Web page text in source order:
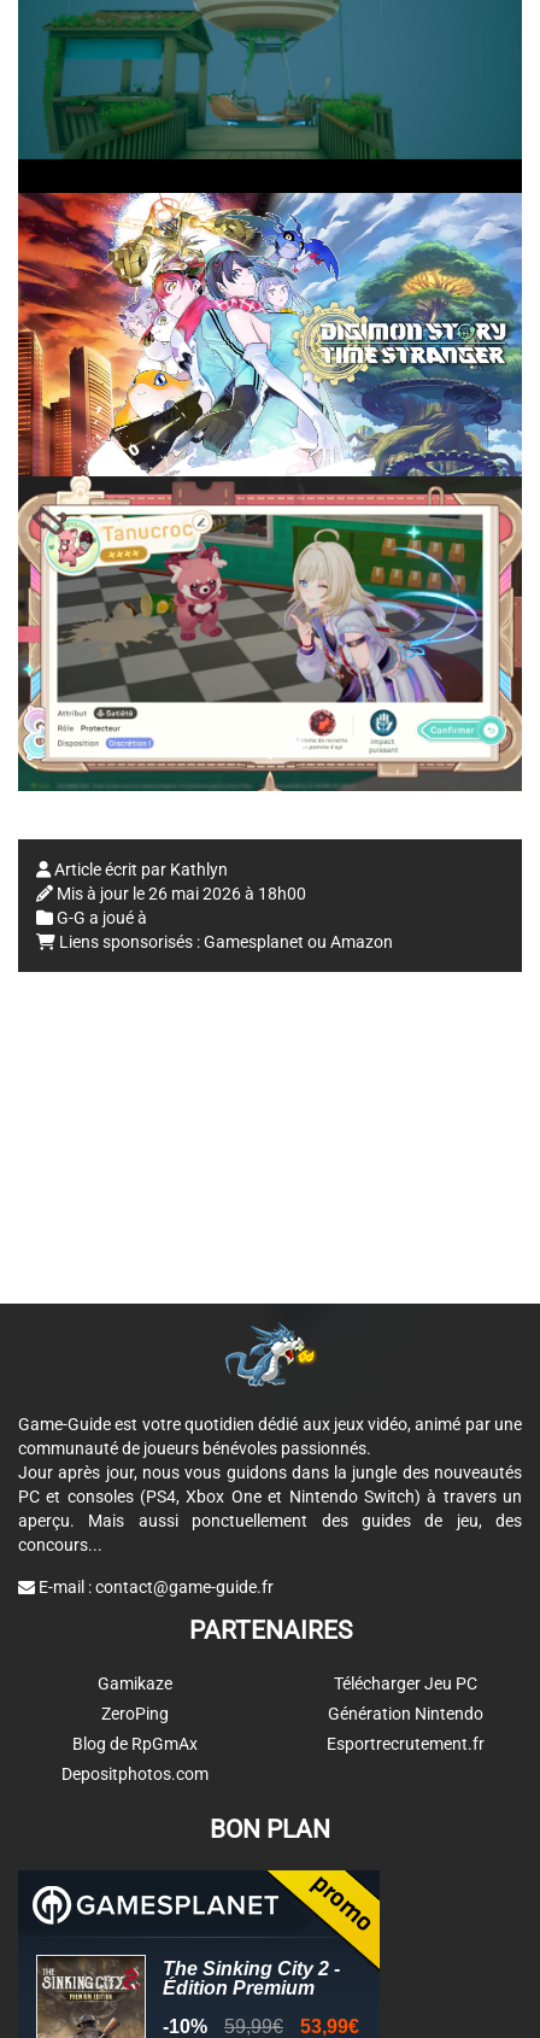
Article écrit par Kathlyn
Mis à jour le26 mai 2026 à 18h00
G-G a joué à
Liens sponsorisés :Gamesplanet ou Amazon
Game-Guide est votre quotidien dédié aux jeux vidéo, animé par une
communauté de joueurs bénévoles passionnés.
Jour après jour, nous vous guidons dans la jungle des nouveautés
PC et consoles (PS4, Xbox One et Nintendo Switch) à travers un
aperçu. Mais aussi ponctuellement des guides de jeu, des
concours...
E-mail :contact@game-guide.fr
PARTENAIRES
Gamikaze
ZeroPing
Blog de RpGmAx
Depositphotos.com
Télécharger Jeu PC
Génération Nintendo
Esportrecrutement.fr
BON PLAN